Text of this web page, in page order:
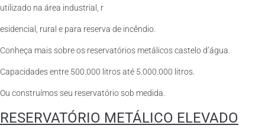
utilizado na área industrial, r
esidencial, rural e para reserva de incêndio.
Conheça mais sobre os reservatórios metálicos castelo d’água.
Capacidades entre 500.000 litros até 5.000.000 litros.
Ou construímos seu reservatório sob medida.
RESERVATÓRIO METÁLICO ELEVADO